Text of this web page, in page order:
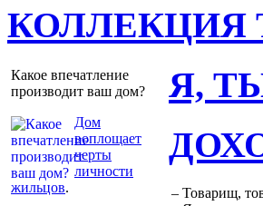
КОЛЛЕКЦИЯ
Какое впечатление
производит ваш дом?
Дом
воплощает
черты
личности
жильцов.
Я,
– Товарищ,